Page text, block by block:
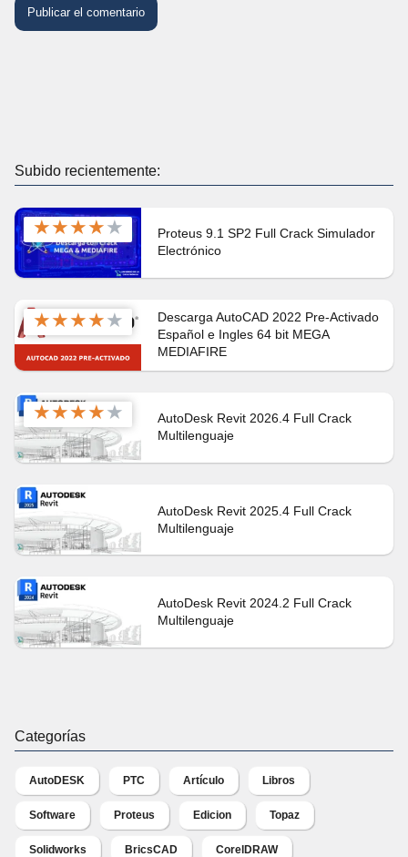
Subido recientemente:
★★★★★
Proteus 9.1 SP2 Full Crack Simulador
Electrónico
★★★★★
Descarga AutoCAD 2022 Pre-Activado
Español e Ingles 64 bit MEGA
MEDIAFIRE
★★★★★
AutoDesk Revit 2026.4 Full Crack
Multilenguaje
AutoDesk Revit 2025.4 Full Crack
Multilenguaje
AutoDesk Revit 2024.2 Full Crack
Multilenguaje
Categorías
AutoDESK PTC Artículo Libros
Software Proteus Edicion Topaz
Solidworks BricsCAD CorelDRAW